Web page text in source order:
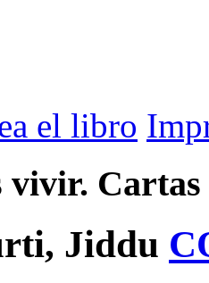
el libro
Cartas
Jiddu